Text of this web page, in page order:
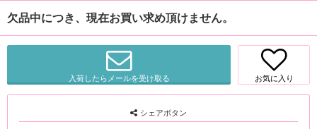
欠品中につき、現在お買い求め頂けません。
入荷したらメールを受け取る お気に入り
シェアボタン